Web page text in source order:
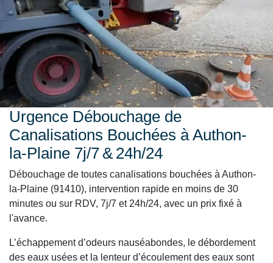
Urgence Débouchage de
Canalisations Bouchées à Authon-
la-Plaine 7j/7 & 24h/24
Débouchage de toutes canalisations bouchées à Authon-
la-Plaine (91410), intervention rapide en moins de 30
minutes ou sur RDV, 7j/7 et 24h/24, avec un prix fixé à
l'avance.
L’échappement d’odeurs nauséabondes, le débordement
des eaux usées et la lenteur d’écoulement des eaux sont